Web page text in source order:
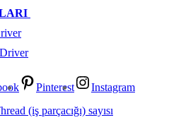
Pinterest
Instagram
(iş parçacığı) sayısı